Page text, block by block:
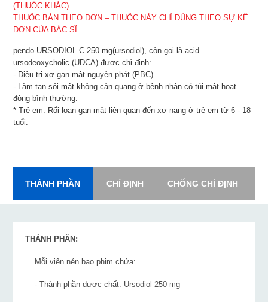
(THUỐC KHÁC)
THUỐC BÁN THEO ĐƠN – THUỐC NÀY CHỈ DÙNG THEO SỰ KÊ
ĐƠN CỦA BÁC SĨ
pendo-URSODIOL C 250 mg(ursodiol), còn gọi là acid
ursodeoxycholic (UDCA) được chỉ định:
- Điều trị xơ gan mật nguyên phát (PBC).
- Làm tan sỏi mật không cản quang ở bệnh nhân có túi mật hoạt
động bình thường.
* Trẻ em: Rối loạn gan mật liên quan đến xơ nang ở trẻ em từ 6 - 18
tuổi.
THÀNH PHẦN CHỈ ĐỊNH CHỐNG CHỈ ĐỊNH
THÀNH PHẦN:
Mỗi viên nén bao phim chứa:
- Thành phần dược chất: Ursodiol 250 mg